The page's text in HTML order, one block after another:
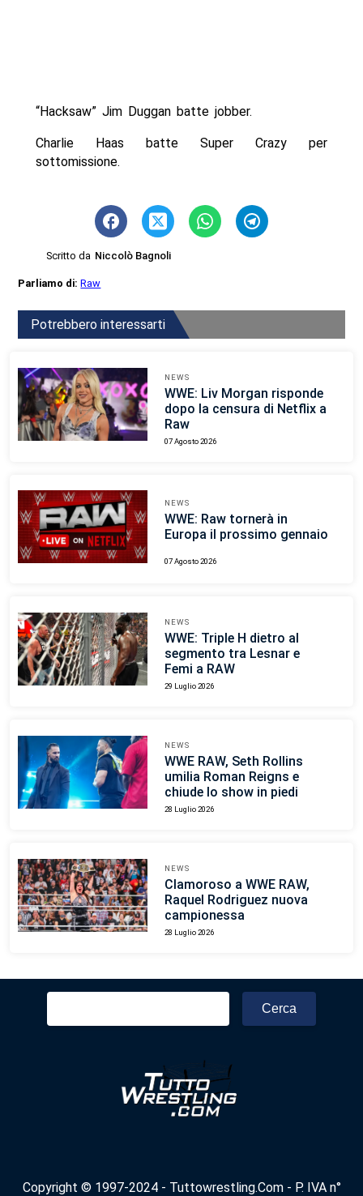
“Hacksaw” Jim Duggan batte jobber.
Charlie Haas batte Super Crazy per
sottomissione.
Scritto da Niccolò Bagnoli
Parliamo di:Raw
Potrebbero interessarti
NEWS
WWE: Liv Morgan risponde
dopo la censura di Netflix a
Raw
07 Agosto 2026
NEWS
WWE: Raw tornerà in
Europa il prossimo gennaio
07 Agosto 2026
NEWS
WWE: Triple H dietro al
segmento tra Lesnar e
Femi a RAW
29 Luglio 2026
NEWS
WWE RAW, Seth Rollins
umilia Roman Reigns e
chiude lo show in piedi
28 Luglio 2026
NEWS
Clamoroso a WWE RAW,
Raquel Rodriguez nuova
campionessa
28 Luglio 2026
Ricerca
Copyright © 1997-2024 - Tuttowrestling.Com - P. IVA n°